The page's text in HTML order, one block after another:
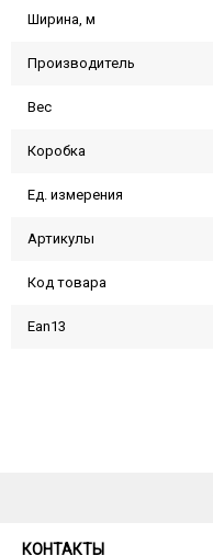
Ширина, м
Производитель
Вес
Коробка
Ед. измерения
Артикулы
Код товара
Ean13
КОНТАКТЫ